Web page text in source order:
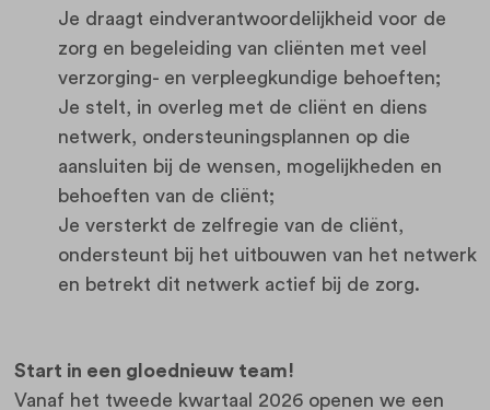
Je draagt eindverantwoordelijkheid voor de
zorg en begeleiding van cliënten met veel
verzorging- en verpleegkundige behoeften;
Je stelt, in overleg met de cliënt en diens
netwerk, ondersteuningsplannen op die
aansluiten bij de wensen, mogelijkheden en
behoeften van de cliënt;
Je versterkt de zelfregie van de cliënt,
ondersteunt bij het uitbouwen van het netwerk
en betrekt dit netwerk actief bij de zorg.
Start in een gloednieuw team!
Vanaf het tweede kwartaal 2026 openen we een